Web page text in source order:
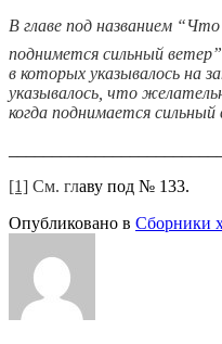
В главе под названием
поднимется сильный ветер”
в которых указывалось на
указывалось, что
когда поднимается сильный
[1] См. главу под № 133.
Опубликовано в Сборники